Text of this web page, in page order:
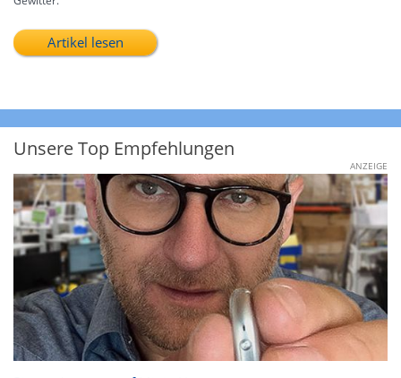
Artikel lesen
Unsere Top Empfehlungen
ANZEIGE